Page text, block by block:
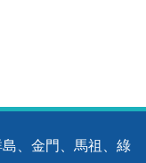
、金門、馬祖、綠